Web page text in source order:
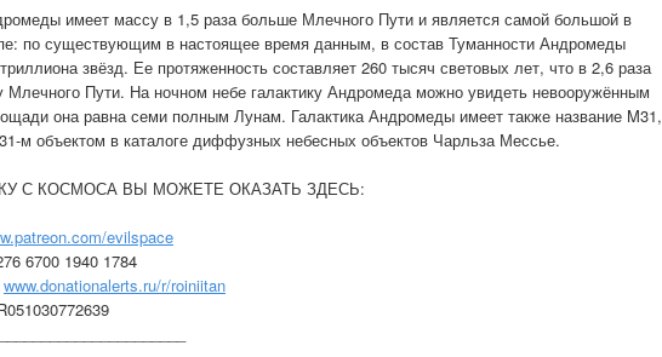
имеет массу в 1,5 раза больше Млечного Пути и является самой большой в
по существующим в настоящее время данным, в состав Туманности Андромеды
звёзд. Ее протяженность составляет 260 тысяч световых лет, что в 2,6 раза
Пути. На ночном небе галактику Андромеда можно увидеть невооружённым
она равна семи полным Лунам. Галактика Андромеды имеет также название M31,
м объектом в каталоге диффузных небесных объектов Чарльза Мессье.
С КОСМОСА ВЫ МОЖЕТЕ ОКАЗАТЬ ЗДЕСЬ:
evilspace
6700 1940 1784
www.donationalerts.ru/r/roiniitan